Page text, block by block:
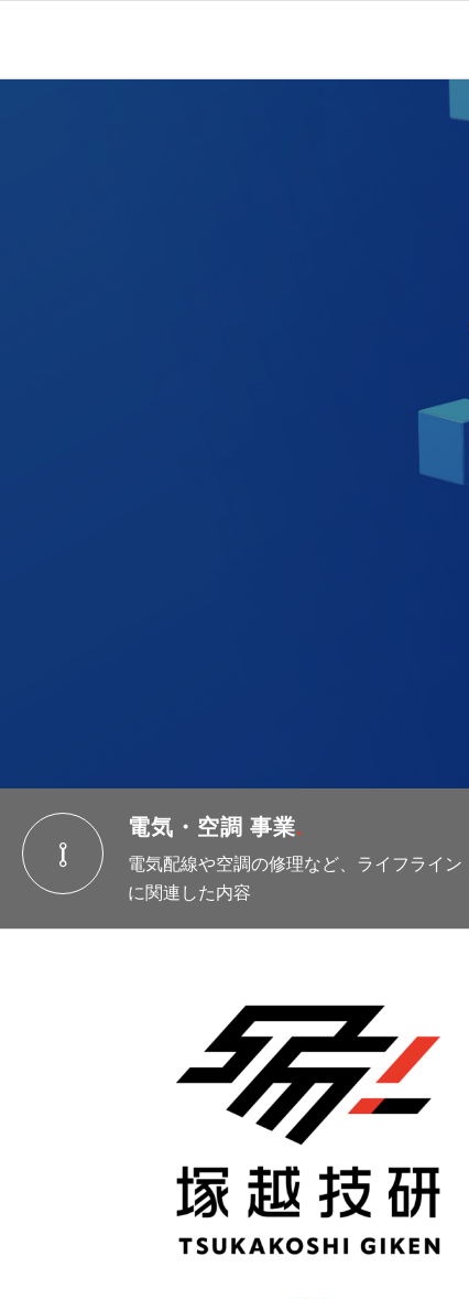
電気・空調 事業.
電気配線や空調の修理など、ライフライン
に関連した内容